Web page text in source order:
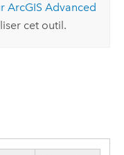
ArcGIS Advanced
cet outil.